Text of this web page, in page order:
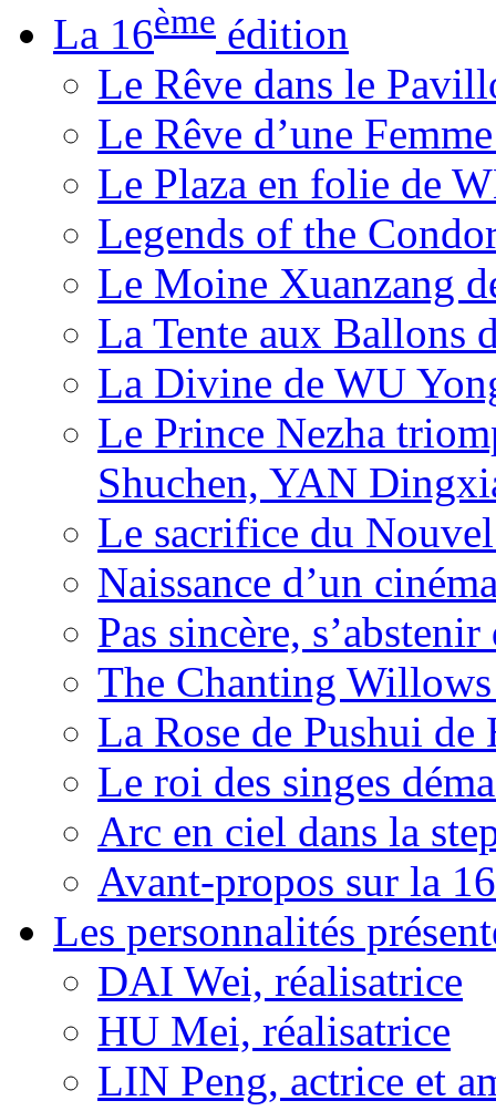
La 16ème édition
Le Rêve dans le
Le Rêve d’une
Le Plaza en folie de
Legends of the
Le Moine Xuanzang
La Tente aux Ballons
La Divine de WU
Le Prince Nezha
Shuchen, YAN
Le sacrifice du
Naissance d’un
Pas sincère,
The Chanting
La Rose de Pushui de
Le roi des singes
Arc en ciel dans la
Avant-propos sur la
Les personnalités
DAI Wei, réalisatrice
HU Mei, réalisatrice
LIN Peng, actrice et